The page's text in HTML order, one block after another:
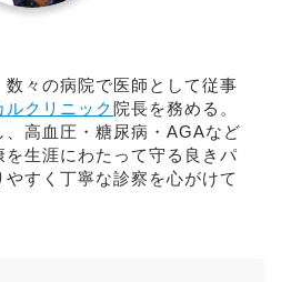
々の病院で医師として従事
クリニック 院長を務める。
高血圧・糖尿病・AGAなど
生涯にわたって守る良きパ
すく丁寧な診察を心がけて